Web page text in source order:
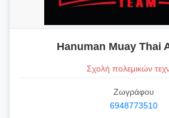
Hanuman Muay Thai
Σχολή πολεμικών
Ζωγράφου
6948773510